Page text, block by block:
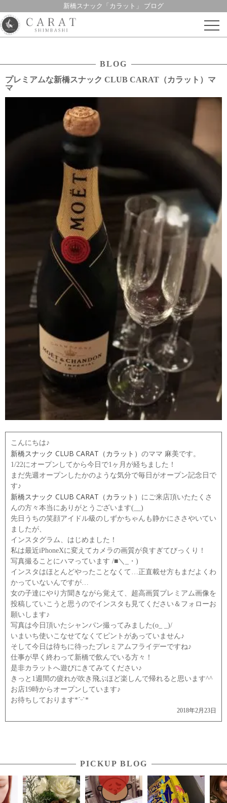
新橋スナック「カラット」 ブログ
Skip
BLOG
プレミアムな新橋スナック CLUB CARAT（カラット）マ
マ
こんにちは♪
新橋スナック CLUB CARAT（カラット） のママ 麻美です。
1/22にオープンしてから今日で1ヶ月が経ちました！
まだ先週オープンしたかのような気分で毎日がオープン記念日で
す♪
新橋スナック CLUB CARAT（カラット）
にご来店頂いたたくさ
んの方々本当にありがとうございます(__)
先日うちの笑顔アイドル級のしずかちゃんも静かにささやいてい
ましたが、
インスタグラム、はじめました！
私は最近iPhoneXに変えてカメラの画質が良すぎてびっくり！
写真撮ることにハマっています /■＼_・)
インスタはほとんどやったことなくて…正直載せ方もまだよくわ
かっていないんですが…
女の子達にやり方聞きながら覚えて、超高画質プレミアム画像を
投稿していこうと思うのでインスタも見てください＆フォローお
願いします♪
写真は今日頂いたシャンパン撮ってみました(o_ _)/
いまいち使いこなせてなくてピントがあっていません♪
そして今日は待ちに待ったプレミアムフライデーですね♪
仕事が早く終わって新橋で飲んでいる方々！
是非カラットへ遊びにきてみてください♪
きっと1週間の疲れが吹き飛ぶほど楽しんで帰れると思います^^
お店19時からオープンしています♪
お待ちしております*ˊᵕˋ*
2018年2月23日
PICKUP BLOG